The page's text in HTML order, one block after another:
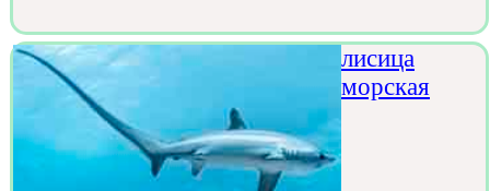
лисица
морская